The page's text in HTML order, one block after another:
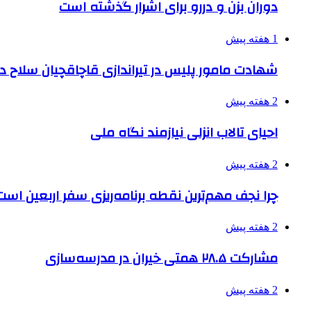
دوران بزن و دررو برای اشرار گذشته است
1 هفته پیش
شهادت مامور پلیس در تیراندازی قاچاقچیان سلاح
2 هفته پیش
احیای تالاب انزلی نیازمند نگاه ملی
2 هفته پیش
چرا نجف مهم‌ترین نقطه برنامه‌ریزی سفر اربعین
2 هفته پیش
مشارکت ۲۸.۵ همتی خیران در مدرسه‌سازی
2 هفته پیش